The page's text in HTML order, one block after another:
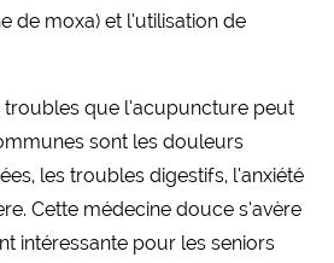
de moxa) et l’utilisation de
que l’acupuncture peut
sont les douleurs
les troubles digestifs, l’anxiété
Cette médecine douce s’avère
intéressante pour les seniors